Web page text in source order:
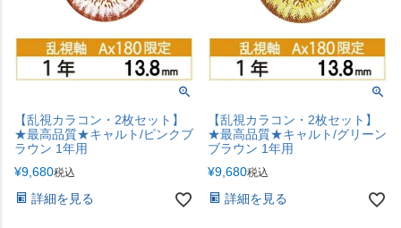
【乱視カラコン・2枚セット】
★最高品質★キャルト/ピンクブ
ラウン 1年用
¥9,680税込
詳細を見る
【乱視カラコン・2枚セット】
★最高品質★キャルト/グリーン
ブラウン 1年用
¥9,680税込
詳細を見る